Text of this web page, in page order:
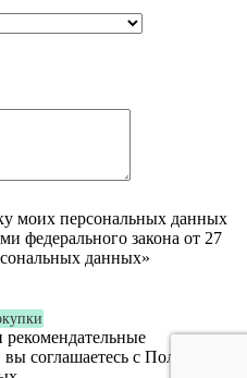
моих персональных данных
федерального закона от 27
данных»
соглашаетесь с Политикой